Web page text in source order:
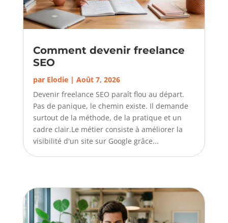
Comment devenir freelance
SEO
par Elodie| Août 7, 2026
Devenir freelance SEO paraît flou au départ.
Pas de panique, le chemin existe. Il demande
surtout de la méthode, de la pratique et un
cadre clair.Le métier consiste à améliorer la
visibilité d'un site sur Google grâce...